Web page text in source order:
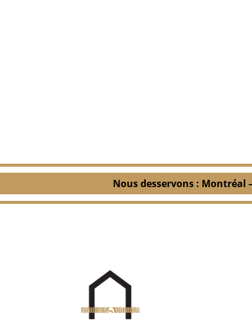
Nous desservons : Montréal